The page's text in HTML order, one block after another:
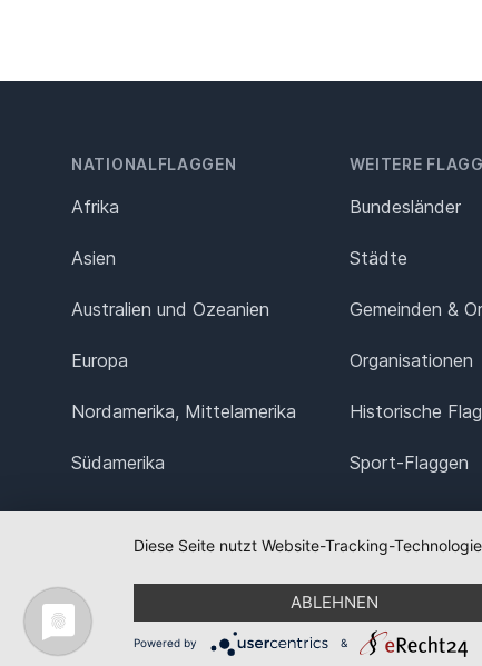
NATIONALFLAGGEN
Afrika
Asien
Australien und Ozeanien
Europa
Nordamerika, Mittelamerika
Südamerika
WEITERE
Bundesländer
Städte
Gemeinden &
Organisationen
Historische
Sport-Flaggen
Diese Seite nutzt Website-Tracking-
ABLEHNEN
Powered by &